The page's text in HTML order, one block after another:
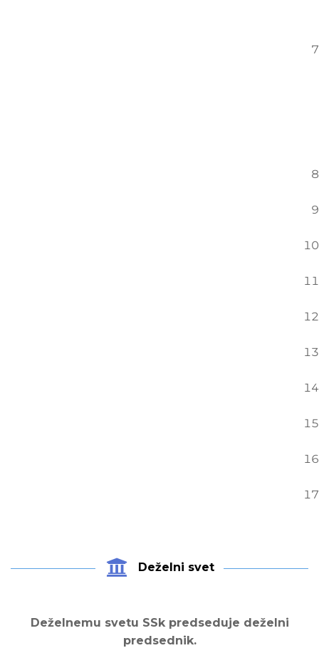
Deželni svet
Deželnemu svetu SSk predseduje deželni
predsednik.